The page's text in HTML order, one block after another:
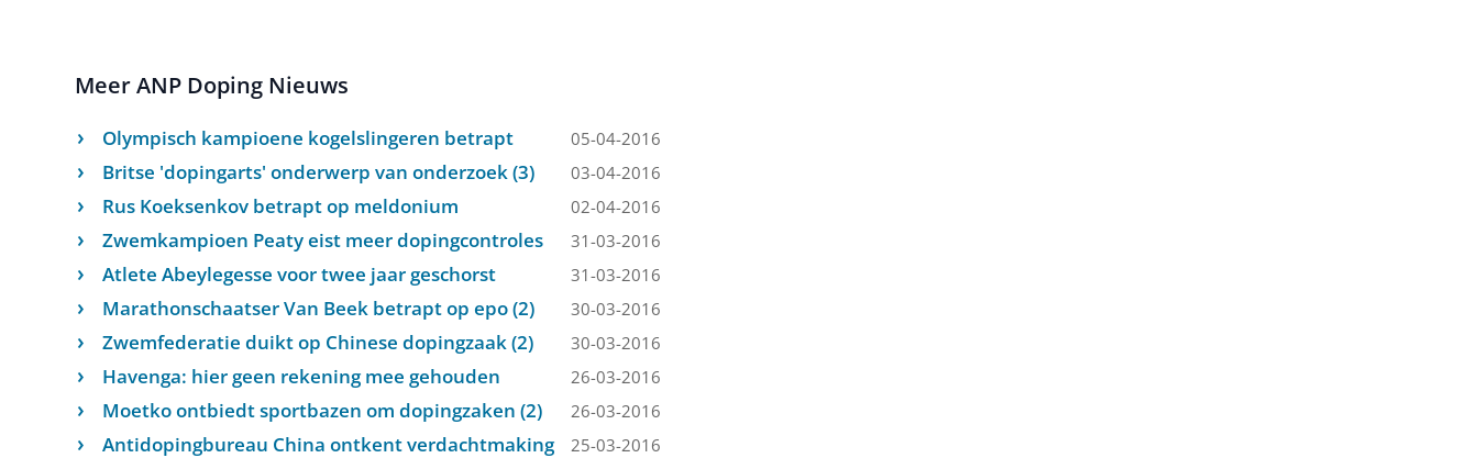
Meer ANP Doping Nieuws
Olympisch kampioene kogelslingeren betrapt 05-04-2016
Britse 'dopingarts' onderwerp van onderzoek (3) 03-04-2016
Rus Koeksenkov betrapt op meldonium 02-04-2016
Zwemkampioen Peaty eist meer dopingcontroles 31-03-2016
Atlete Abeylegesse voor twee jaar geschorst 31-03-2016
Marathonschaatser Van Beek betrapt op epo (2) 30-03-2016
Zwemfederatie duikt op Chinese dopingzaak (2) 30-03-2016
Havenga: hier geen rekening mee gehouden 26-03-2016
Moetko ontbiedt sportbazen om dopingzaken (2) 26-03-2016
Antidopingbureau China ontkent verdachtmaking 25-03-2016